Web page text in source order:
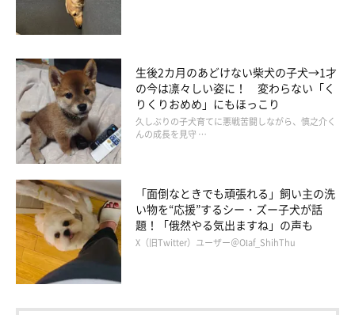
生後2カ月のあどけない柴犬の子犬→1才
の今は凛々しい姿に！ 変わらない「く
りくりおめめ」にもほっこり
久しぶりの子犬育てに悪戦苦闘しながら、慎之介く
んの成長を見守 …
「面倒なときでも頑張れる」飼い主の洗
い物を“応援”するシー・ズー子犬が話
題！「俄然やる気出ますね」の声も
X（旧Twitter）ユーザー＠Olaf_ShihThu